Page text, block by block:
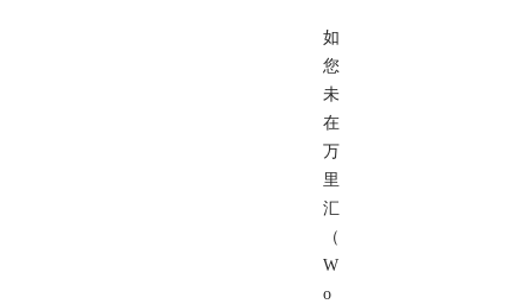
如
您
未
在
万
里
汇
（
W
o